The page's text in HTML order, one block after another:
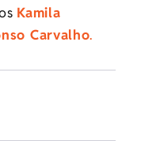
Kamila
Carvalho.